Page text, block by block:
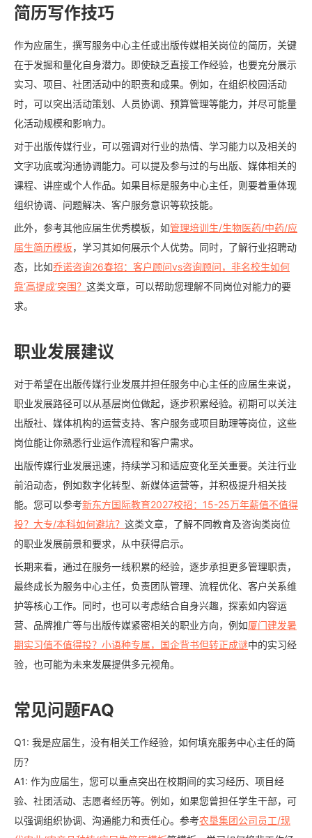
简历写作技巧
作为应届生，撰写服务中心主任或出版传媒相关岗位的简历，关键
在于发掘和量化自身潜力。即使缺乏直接工作经验，也要充分展示
实习、项目、社团活动中的职责和成果。例如，在组织校园活动
时，可以突出活动策划、人员协调、预算管理等能力，并尽可能量
化活动规模和影响力。
对于出版传媒行业，可以强调对行业的热情、学习能力以及相关的
文字功底或沟通协调能力。可以提及参与过的与出版、媒体相关的
课程、讲座或个人作品。如果目标是服务中心主任，则要着重体现
组织协调、问题解决、客户服务意识等软技能。
此外，参考其他应届生优秀模板，如管理培训生/生物医药/中药/应
届生简历模板，学习其如何展示个人优势。同时，了解行业招聘动
态，比如乔诺咨询26春招：客户顾问vs咨询顾问，非名校生如何
靠‘高提成’突围？ 这类文章，可以帮助您理解不同岗位对能力的要
求。
职业发展建议
对于希望在出版传媒行业发展并担任服务中心主任的应届生来说，
职业发展路径可以从基层岗位做起，逐步积累经验。初期可以关注
出版社、媒体机构的运营支持、客户服务或项目助理等岗位，这些
岗位能让你熟悉行业运作流程和客户需求。
出版传媒行业发展迅速，持续学习和适应变化至关重要。关注行业
前沿动态，例如数字化转型、新媒体运营等，并积极提升相关技
能。您可以参考新东方国际教育2027校招：15-25万年薪值不值得
投？大专/本科如何避坑？ 这类文章，了解不同教育及咨询类岗位
的职业发展前景和要求，从中获得启示。
长期来看，通过在服务一线积累的经验，逐步承担更多管理职责，
最终成长为服务中心主任，负责团队管理、流程优化、客户关系维
护等核心工作。同时，也可以考虑结合自身兴趣，探索如内容运
营、品牌推广等与出版传媒紧密相关的职业方向，例如厦门建发暑
期实习值不值得投？小语种专属，国企背书但转正成谜中的实习经
验，也可能为未来发展提供多元视角。
常见问题FAQ
Q1: 我是应届生，没有相关工作经验，如何填充服务中心主任的简
历？
A1: 作为应届生，您可以重点突出在校期间的实习经历、项目经
验、社团活动、志愿者经历等。例如，如果您曾担任学生干部，可
以强调组织协调、沟通能力和责任心。参考农垦集团公司员工/现